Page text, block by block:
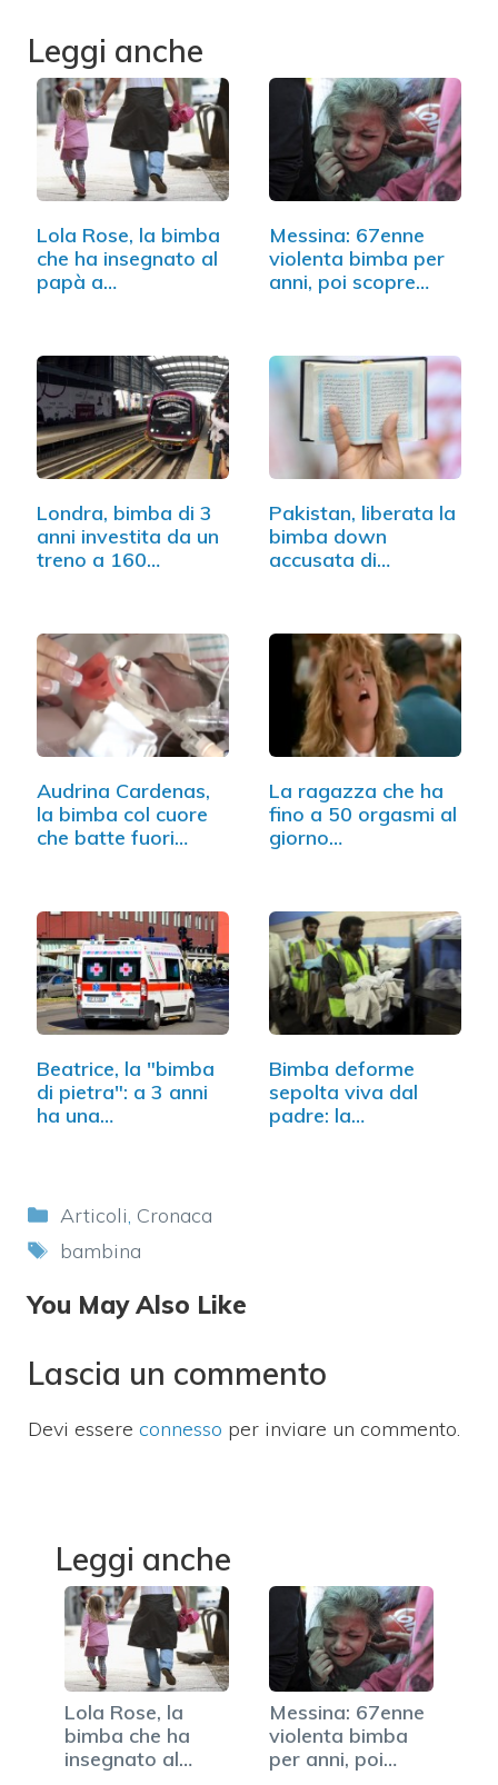
Leggi anche
Lola Rose, la bimba
che ha insegnato al
papà a…
Messina: 67enne
violenta bimba per
anni, poi scopre…
Londra, bimba di 3
anni investita da un
treno a 160…
Pakistan, liberata la
bimba down
accusata di
Audrina Cardenas,
la bimba col cuore
che batte fuori…
La ragazza che ha
fino a 50 orgasmi al
giorno…
Beatrice, la "bimba
di pietra": a 3 anni
ha una…
Bimba deforme
sepolta viva dal
padre: la
Categorie
Articoli, Cronaca
Tag
bambina
You May Also Like
Lascia un commento
Devi essere connesso per inviare un commento.
Leggi anche
Lola Rose, la
bimba che ha
insegnato al
Messina: 67enne
violenta bimba
per anni, poi